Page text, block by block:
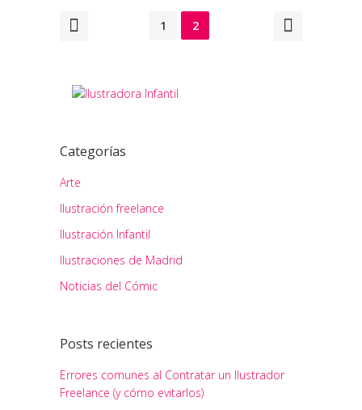
1 2
Categorías
Arte
Ilustración freelance
Ilustración Infantil
Ilustraciones de Madrid
Noticias del Cómic
Posts recientes
Errores comunes al Contratar un Ilustrador
Freelance (y cómo evitarlos)